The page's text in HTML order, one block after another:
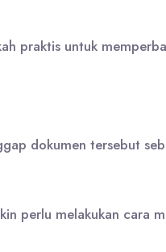
praktis untuk
dokumen tersebut
perlu melakukan cara